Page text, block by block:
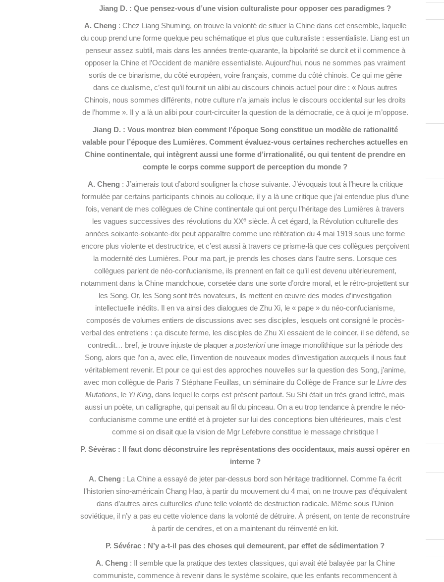
Jiang D. : Que pensez-vous d’une vision culturaliste pour opposer ces paradigmes ?
A. Cheng : Chez Liang Shuming, on trouve la volonté de situer la Chine dans cet ensemble, laquelle
du coup prend une forme quelque peu schématique et plus que culturaliste : essentialiste. Liang est un
penseur assez subtil, mais dans les années trente-quarante, la bipolarité se durcit et il commence à
opposer la Chine et l’Occident de manière essentialiste. Aujourd’hui, nous ne sommes pas vraiment
sortis de ce binarisme, du côté européen, voire français, comme du côté chinois. Ce qui me gêne
dans ce dualisme, c’est qu’il fournit un alibi au discours chinois actuel pour dire : « Nous autres
Chinois, nous sommes différents, notre culture n’a jamais inclus le discours occidental sur les droits
de l’homme ». Il y a là un alibi pour court-circuiter la question de la démocratie, ce à quoi je m’oppose.
Jiang D. : Vous montrez bien comment l’époque Song constitue un modèle de rationalité
valable pour l’époque des Lumières. Comment évaluez-vous certaines recherches actuelles en
Chine continentale, qui intègrent aussi une forme d’irrationalité, ou qui tentent de prendre en
compte le corps comme support de perception du monde ?
A. Cheng : J’aimerais tout d’abord souligner la chose suivante. J’évoquais tout à l’heure la critique
formulée par certains participants chinois au colloque, il y a là une critique que j’ai entendue plus d’une
fois, venant de mes collègues de Chine continentale qui ont perçu l’héritage des Lumières à travers
les vagues successives des révolutions du XXesiècle. À cet égard, la Révolution culturelle des
années soixante-soixante-dix peut apparaître comme une réitération du 4 mai 1919 sous une forme
encore plus violente et destructrice, et c’est aussi à travers ce prisme-là que ces collègues perçoivent
la modernité des Lumières. Pour ma part, je prends les choses dans l’autre sens. Lorsque ces
collègues parlent de néo-confucianisme, ils prennent en fait ce qu’il est devenu ultérieurement,
notamment dans la Chine mandchoue, corsetée dans une sorte d’ordre moral, et le rétro-projettent sur
les Song. Or, les Song sont très novateurs, ils mettent en œuvre des modes d’investigation
intellectuelle inédits. Il en va ainsi des dialogues de Zhu Xi, le « pape » du néo-confucianisme,
composés de volumes entiers de discussions avec ses disciples, lesquels ont consigné le procès-
verbal des entretiens : ça discute ferme, les disciples de Zhu Xi essaient de le coincer, il se défend, se
contredit… bref, je trouve injuste de plaquer a posterioriune image monolithique sur la période des
Song, alors que l’on a, avec elle, l’invention de nouveaux modes d’investigation auxquels il nous faut
véritablement revenir. Et pour ce qui est des approches nouvelles sur la question des Song, j’anime,
avec mon collègue de Paris 7 Stéphane Feuillas, un séminaire du Collège de France sur le Livre des
Mutations, le Yi King, dans lequel le corps est présent partout. Su Shi était un très grand lettré, mais
aussi un poète, un calligraphe, qui pensait au fil du pinceau. On a eu trop tendance à prendre le néo-
confucianisme comme une entité et à projeter sur lui des conceptions bien ultérieures, mais c’est
comme si on disait que la vision de Mgr Lefebvre constitue le message christique !
P. Sévérac : Il faut donc déconstruire les représentations des occidentaux, mais aussi opérer en
interne ?
A. Cheng : La Chine a essayé de jeter par-dessus bord son héritage traditionnel. Comme l’a écrit
l’historien sino-américain Chang Hao, à partir du mouvement du 4 mai, on ne trouve pas d’équivalent
dans d’autres aires culturelles d’une telle volonté de destruction radicale. Même sous l’Union
soviétique, il n’y a pas eu cette violence dans la volonté de détruire. À présent, on tente de reconstruire
à partir de cendres, et on a maintenant du réinventé en kit.
P. Sévérac : N’y a-t-il pas des choses qui demeurent, par effet de sédimentation ?
A. Cheng : Il semble que la pratique des textes classiques, qui avait été balayée par la Chine
communiste, commence à revenir dans le système scolaire, que les enfants recommencent à